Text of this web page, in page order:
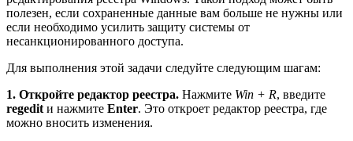
полезен, если сохраненные данные вам больше не нужны или
если необходимо усилить защиту системы от
несанкционированного доступа.
Для выполнения этой задачи следуйте следующим шагам:
1. Откройте редактор реестра. Нажмите Win + R, введите
regedit и нажмите Enter. Это откроет редактор реестра, где
можно вносить изменения.